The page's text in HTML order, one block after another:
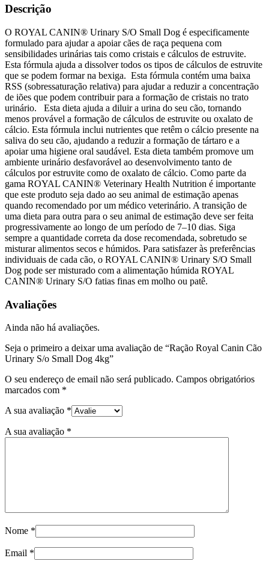
Descrição
O ROYAL CANIN® Urinary S/O Small Dog é especificamente
formulado para ajudar a apoiar cães de raça pequena com
sensibilidades urinárias tais como cristais e cálculos de estruvite.
Esta fórmula ajuda a dissolver todos os tipos de cálculos de estruvite
que se podem formar na bexiga. Esta fórmula contém uma baixa
RSS (sobressaturação relativa) para ajudar a reduzir a concentração
de iões que podem contribuir para a formação de cristais no trato
urinário. Esta dieta ajuda a diluir a urina do seu cão, tornando
menos provável a formação de cálculos de estruvite ou oxalato de
cálcio. Esta fórmula inclui nutrientes que retêm o cálcio presente na
saliva do seu cão, ajudando a reduzir a formação de tártaro e a
apoiar uma higiene oral saudável. Esta dieta também promove um
ambiente urinário desfavorável ao desenvolvimento tanto de
cálculos por estruvite como de oxalato de cálcio. Como parte da
gama ROYAL CANIN® Veterinary Health Nutrition é importante
que este produto seja dado ao seu animal de estimação apenas
quando recomendado por um médico veterinário. A transição de
uma dieta para outra para o seu animal de estimação deve ser feita
progressivamente ao longo de um período de 7–10 dias. Siga
sempre a quantidade correta da dose recomendada, sobretudo se
misturar alimentos secos e húmidos. Para satisfazer às preferências
individuais de cada cão, o ROYAL CANIN® Urinary S/O Small
Dog pode ser misturado com a alimentação húmida ROYAL
CANIN® Urinary S/O fatias finas em molho ou patê.
Avaliações
Ainda não há avaliações.
Seja o primeiro a deixar uma avaliação de “Ração Royal Canin Cão
Urinary S/o Small Dog 4kg”
O seu endereço de email não será publicado. Campos obrigatórios
marcados com *
A sua avaliação *
A sua avaliação *
Nome *
Email *